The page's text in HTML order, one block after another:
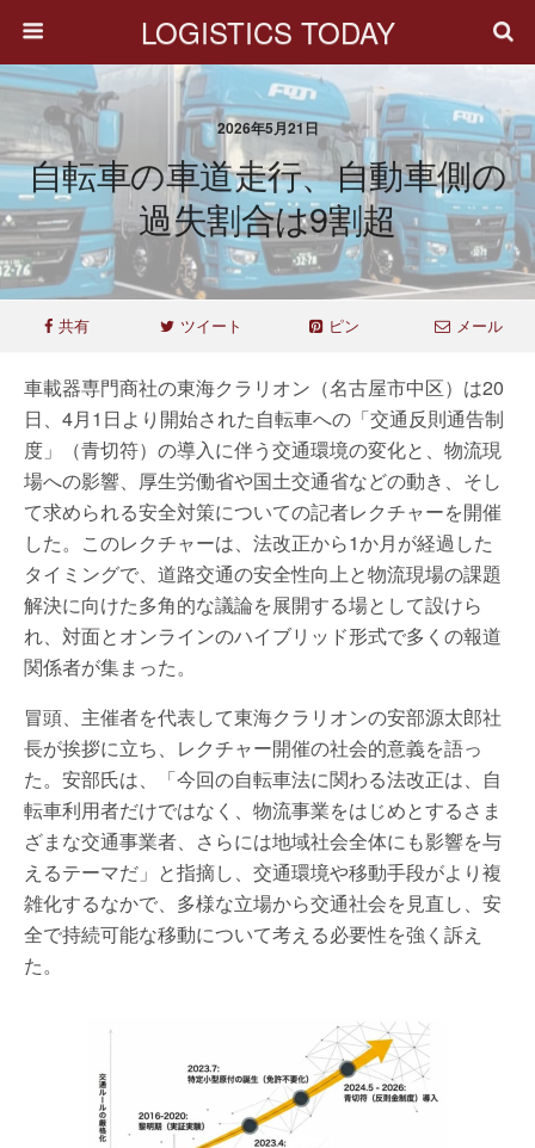
LOGISTICS TODAY
2026年5月21日
自転車の車道走行、自動車側の
過失割合は9割超
共有 ツイート ピン メール
車載器専門商社の東海クラリオン（名古屋市中区）は20
日、4月1日より開始された自転車への「交通反則通告制
度」（青切符）の導入に伴う交通環境の変化と、物流現
場への影響、厚生労働省や国土交通省などの動き、そし
て求められる安全対策についての記者レクチャーを開催
した。このレクチャーは、法改正から1か月が経過した
タイミングで、道路交通の安全性向上と物流現場の課題
解決に向けた多角的な議論を展開する場として設けら
れ、対面とオンラインのハイブリッド形式で多くの報道
関係者が集まった。
冒頭、主催者を代表して東海クラリオンの安部源太郎社
長が挨拶に立ち、レクチャー開催の社会的意義を語っ
た。安部氏は、「今回の自転車法に関わる法改正は、自
転車利用者だけではなく、物流事業をはじめとするさま
ざまな交通事業者、さらには地域社会全体にも影響を与
えるテーマだ」と指摘し、交通環境や移動手段がより複
雑化するなかで、多様な立場から交通社会を見直し、安
全で持続可能な移動について考える必要性を強く訴え
た。